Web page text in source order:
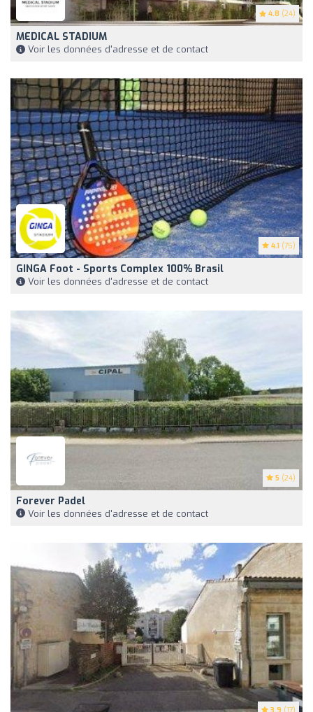
4.8 (24)
MEDICAL STADIUM
Voir les données d'adresse et de contact
4.1 (75)
GINGA Foot - Sports Complex 100% Brasil
Voir les données d'adresse et de contact
5 (24)
Forever Padel
Voir les données d'adresse et de contact
3.9 (17)